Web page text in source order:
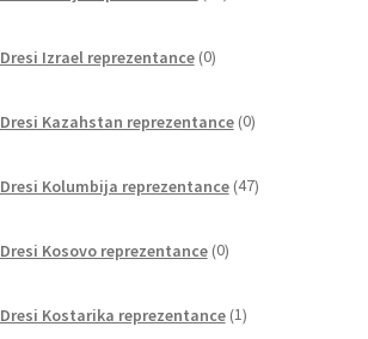
Dresi Izrael reprezentance 0izdelkov
Dresi Kazahstan reprezentance 0izdelkov
Dresi Kolumbija reprezentance 47izdelkov
Dresi Kosovo reprezentance 0izdelkov
Dresi Kostarika reprezentance 1izdelek